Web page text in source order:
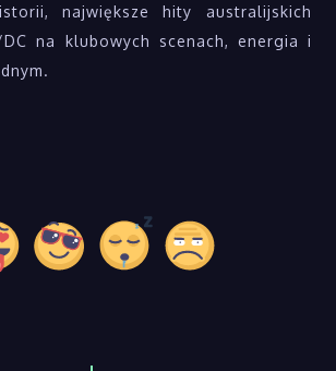
największe hity australijskich
na klubowych scenach, energia i